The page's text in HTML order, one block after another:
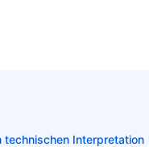
technischen Interpretation